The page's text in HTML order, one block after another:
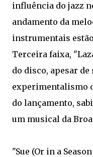
influência do jazz
andamento da
instrumentais
Terceira faixa,
do disco, apesar
experimentalismo
do lançamento,
um musical da
"Sue (Or in a